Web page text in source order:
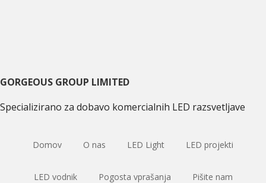
GORGEOUS GROUP LIMITED
Specializirano za dobavo komercialnih LED razsvetljave
Domov O nas LED Light LED projekti
LED vodnik Pogosta vprašanja Pišite nam